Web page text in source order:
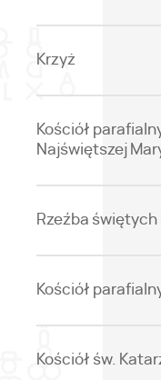
Krzyż
Kościół
Najświętszej
Rzeźba
Kościół
Kościół św.